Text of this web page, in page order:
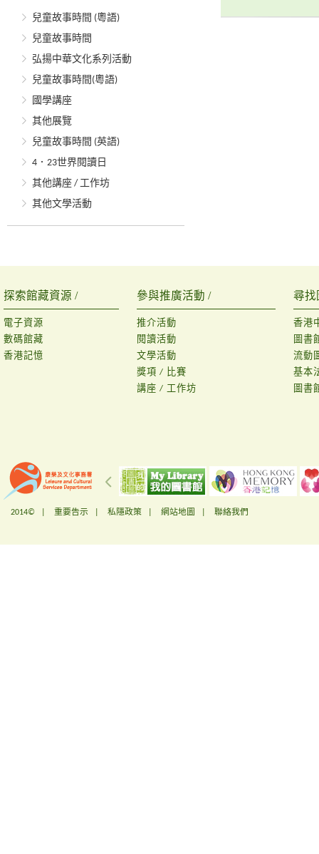
兒童故事時間 (粵語)
兒童故事時間
弘揚中華文化系列活動
兒童故事時間(粵語)
國學講座
其他展覽
兒童故事時間 (英語)
4．23世界閱讀日
其他講座 / 工作坊
其他文學活動
探索館藏資源 /
電子資源
數碼館藏
香港記憶
參與推廣活動 /
推介活動
閱讀活動
文學活動
獎項 / 比賽
講座 / 工作坊
尋找
香港
圖書
流動
基本
圖書
2014© | 重要告示 私隱政策 網站地圖 聯絡我們